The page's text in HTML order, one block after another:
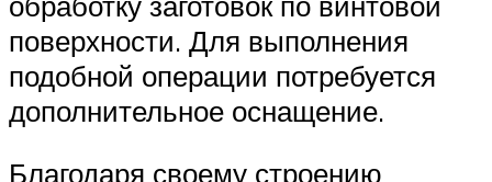
поверхности. Для выполнения
подобной операции потребуется
дополнительное оснащение.
Благодаря своему строению